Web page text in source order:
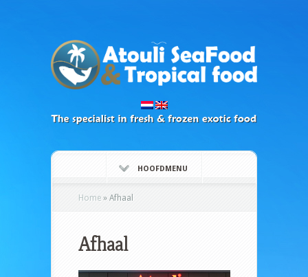
HOOFDMENU
Home » Afhaal
Afhaal